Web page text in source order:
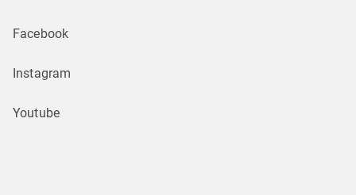
Facebook
Instagram
Youtube